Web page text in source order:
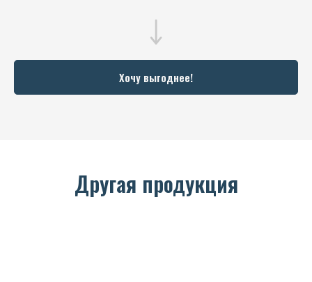
Хочу выгоднее!
Другая продукция